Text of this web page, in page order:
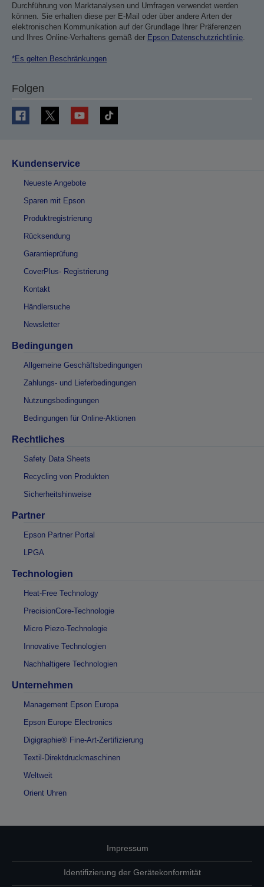
Durchführung von Marktanalysen und Umfragen verwendet werden
können. Sie erhalten diese per E-Mail oder über andere Arten der
elektronischen Kommunikation auf der Grundlage Ihrer Präferenzen
und Ihres Online-Verhaltens gemäß der Epson Datenschutzrichtlinie
*Es gelten Beschränkungen
Folgen
Kundenservice
Neueste Angebote
Sparen mit Epson
Produktregistrierung
Rücksendung
Garantieprüfung
CoverPlus- Registrierung
Kontakt
Händlersuche
Newsletter
Bedingungen
Allgemeine Geschäftsbedingungen
Zahlungs- und Lieferbedingungen
Nutzungsbedingungen
Bedingungen für Online-Aktionen
Rechtliches
Safety Data Sheets
Recycling von Produkten
Sicherheitshinweise
Partner
Epson Partner Portal
LPGA
Technologien
Heat-Free Technology
PrecisionCore-Technologie
Micro Piezo-Technologie
Innovative Technologien
Nachhaltigere Technologien
Unternehmen
Management Epson Europa
Epson Europe Electronics
Digigraphie® Fine-Art-Zertifizierung
Textil-Direktdruckmaschinen
Weltweit
Orient Uhren
Impressum
Identifizierung der Gerätekonformität